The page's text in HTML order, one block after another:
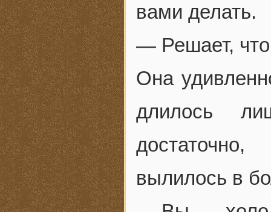
вами делать.
— Решает,
Она
длилось
вылилось в